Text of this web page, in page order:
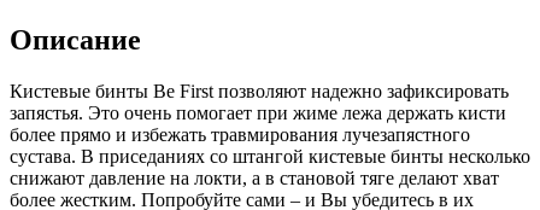
Описание
Кистевые бинты Be First позволяют надежно зафиксировать
запястья. Это очень помогает при жиме лежа держать кисти
более прямо и избежать травмирования лучезапястного
сустава. В приседаниях со штангой кистевые бинты несколько
снижают давление на локти, а в становой тяге делают хват
более жестким. Попробуйте сами – и Вы убедитесь в их